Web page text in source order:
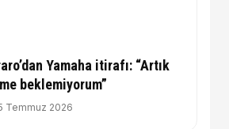
Yamaha itirafı: “Artık
beklemiyorum”
Temmuz 2026